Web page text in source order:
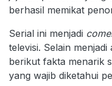
berhasil memikat
Serial ini menjadi
televisi. Selain
berikut fakta menarik
yang wajib diketahui